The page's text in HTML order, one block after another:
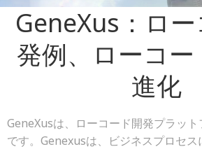
GeneXus：ロ
発例、ローコ
進化
GeneXusは、ローコード開発プラッ
です。Genexusは、ビジネスプロセ